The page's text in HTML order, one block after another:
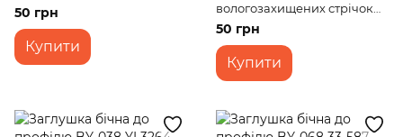
50 грн
Купити
вологозахищених стрічок
BY-1А 3528
50 грн
Купити